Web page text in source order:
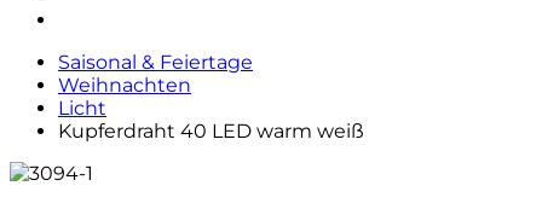
Saisonal & Feiertage
Weihnachten
Licht
Kupferdraht 40 LED warm weiß